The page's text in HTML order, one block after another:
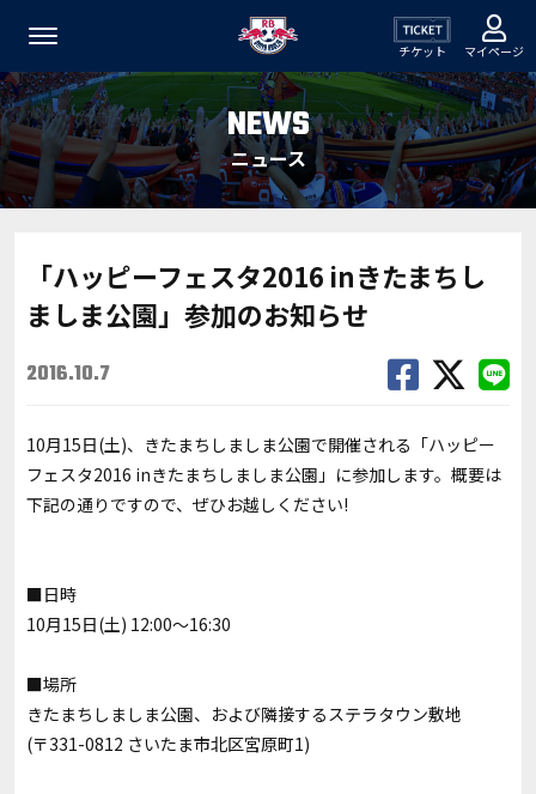
チケット マイページ
NEWS
ニュース
「ハッピーフェスタ2016 inきたまちし
ましま公園」参加のお知らせ
2016.10.7
10月15日(土)、きたまちしましま公園で開催される「ハッピー
フェスタ2016 inきたまちしましま公園」に参加します。概要は
下記の通りですので、ぜひお越しください!
■日時
10月15日(土) 12:00～16:30
■場所
きたまちしましま公園、および隣接するステラタウン敷地
(〒331-0812 さいたま市北区宮原町1)